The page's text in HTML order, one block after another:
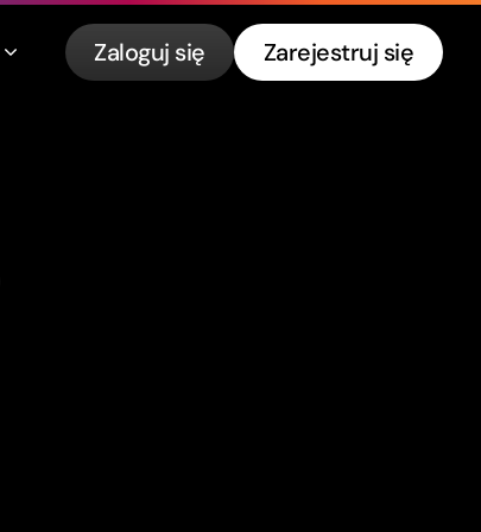
Zaloguj się Zarejestruj się